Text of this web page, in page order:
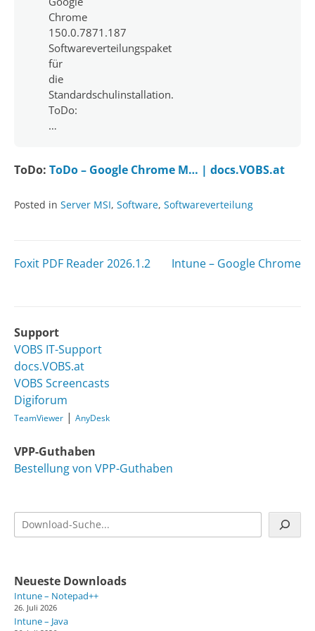
Chrome
150.0.7871.187
Softwareverteilungspaket
für
die
Standardschulinstallation.
ToDo:
…
ToDo: ToDo – Google Chrome M… | docs.VOBS.at
Posted in Server MSI, Software, Softwareverteilung
Beitragsnavigation
Foxit PDF Reader 2026.1.2 Intune – Google Chrome
Support
VOBS IT-Support
docs.VOBS.at
VOBS Screencasts
Digiforum
TeamViewer | AnyDesk
VPP-Guthaben
Bestellung von VPP-Guthaben
Suchen
Neueste Downloads
Intune – Notepad++
26. Juli 2026
Intune – Java